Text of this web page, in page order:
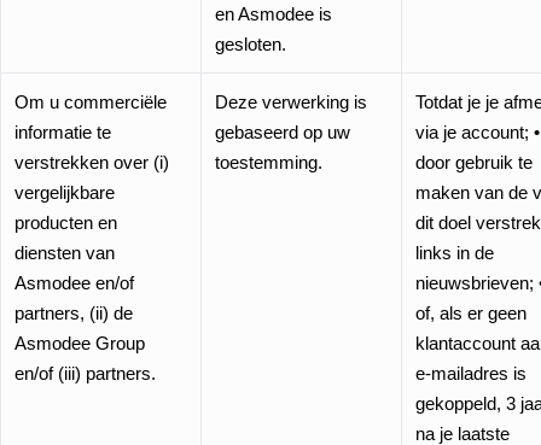
en Asmodee is
gesloten.
Om u commerciële
informatie te
verstrekken over (i)
vergelijkbare
producten en
diensten van
Asmodee en/of
partners, (ii) de
Asmodee Group
en/of (iii) partners.
Deze verwerking is
gebaseerd op uw
toestemming.
Totdat je je
via je account;
door gebruik te
maken van de
dit doel
links in de
nieuwsbrieven;
of, als er geen
klantaccount
e-mailadres is
gekoppeld, 3
na je laatste